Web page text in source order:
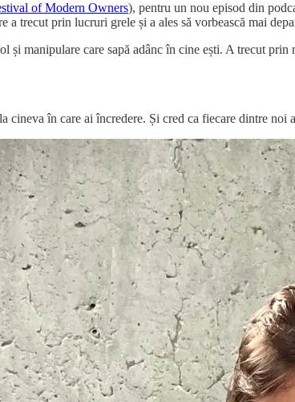
of Modern Owners), pentru un nou episod din
trecut prin lucruri grele și a ales să vorbească mai
manipulare care sapă adânc în cine ești. A trecut
în care ai încredere. Și cred ca fiecare dintre noi